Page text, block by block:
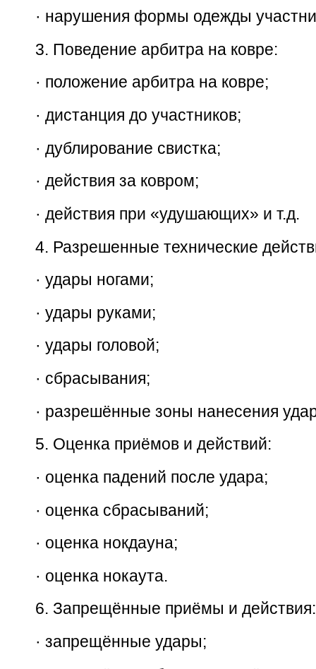
· нарушения формы одежды
3. Поведение арбитра на ковре:
· положение арбитра на ковре;
· дистанция до участников;
· дублирование свистка;
· действия за ковром;
· действия при «удушающих» и т.д.
4. Разрешенные технические
· удары ногами;
· удары руками;
· удары головой;
· сбрасывания;
· разрешённые зоны нанесения
5. Оценка приёмов и действий:
· оценка падений после удара;
· оценка сбрасываний;
· оценка нокдауна;
· оценка нокаута.
6. Запрещённые приёмы и действия:
· запрещённые удары;